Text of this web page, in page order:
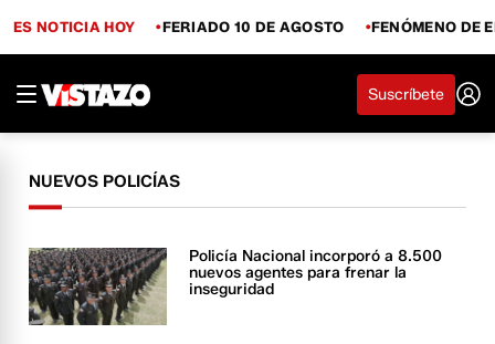
ES NOTICIA HOY FERIADO 10 DE AGOSTO FENÓMENO DE
Suscríbete
NUEVOS POLICÍAS
Policía Nacional incorporó a 8.500
nuevos agentes para frenar la
inseguridad